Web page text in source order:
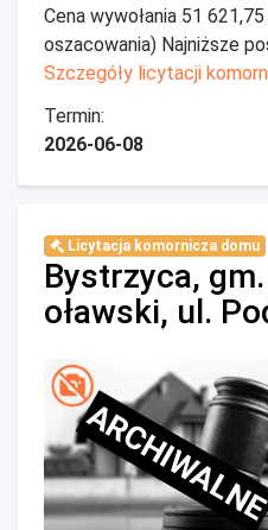
Cena wywołania 51
oszacowania) Najniższe
Szczegóły licytacji
Termin:
2026-06-08
Licytacja komornicza domu
Bystrzyca, gm.
oławski, ul.